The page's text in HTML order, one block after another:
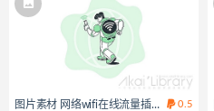
图片素材 网络wifi在线流量插画扁平场景
0.5